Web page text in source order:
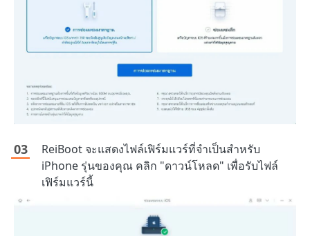
ReiBoot จะแสดงไฟล์เฟิร์มแวร์ที่จำเป็นสำหรับ
iPhone รุ่นของคุณ คลิก "ดาวน์โหลด" เพื่อรับไฟล์
เฟิร์มแวร์นี้